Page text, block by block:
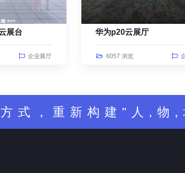
展台
企业展厅
华为p20云展厅
6057 浏览
式，重新构建"人,物